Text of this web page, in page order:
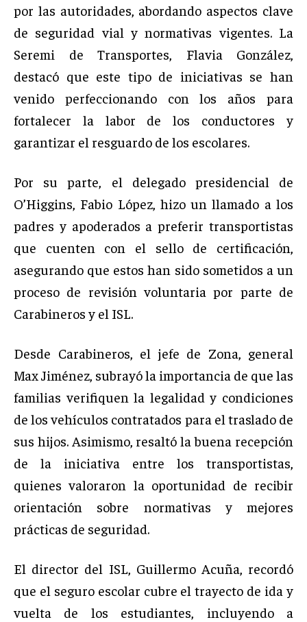
por las autoridades, abordando aspectos clave
de seguridad vial y normativas vigentes. La
Seremi de Transportes, Flavia González,
destacó que este tipo de iniciativas se han
venido perfeccionando con los años para
fortalecer la labor de los conductores y
garantizar el resguardo de los escolares.
Por su parte, el delegado presidencial de
O’Higgins, Fabio López, hizo un llamado a los
padres y apoderados a preferir transportistas
que cuenten con el sello de certificación,
asegurando que estos han sido sometidos a un
proceso de revisión voluntaria por parte de
Carabineros y el ISL.
Desde Carabineros, el jefe de Zona, general
Max Jiménez, subrayó la importancia de que las
familias verifiquen la legalidad y condiciones
de los vehículos contratados para el traslado de
sus hijos. Asimismo, resaltó la buena recepción
de la iniciativa entre los transportistas,
quienes valoraron la oportunidad de recibir
orientación sobre normativas y mejores
prácticas de seguridad.
El director del ISL, Guillermo Acuña, recordó
que el seguro escolar cubre el trayecto de ida y
vuelta de los estudiantes, incluyendo a